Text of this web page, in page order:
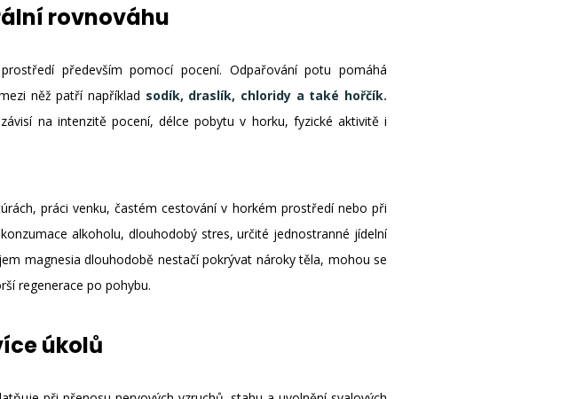
rovnováhu
především pomocí pocení. Odpařování potu pomáhá
něž patří například sodík, draslík, chloridy a také hořčík.
na intenzitě pocení, délce pobytu v horku, fyzické aktivitě i
práci venku, častém cestování v horkém prostředí nebo při
alkoholu, dlouhodobý stres, určité jednostranné jídelní
magnesia dlouhodobě nestačí pokrývat nároky těla, mohou se
regenerace po pohybu.
úkolů